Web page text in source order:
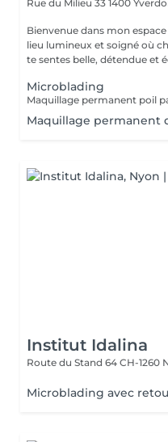
Rue du Milieu 33 1400
Bienvenue dans mon
lieu lumineux et soigné où
te sentes belle, détendue et
Microblading
Maquillage permanent poil
Maquillage permanent
Institut Idalina
Route du Stand 64 CH-1260
Microblading avec